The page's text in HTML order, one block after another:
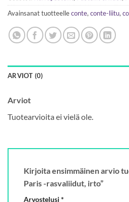
Avainsanat tuotteelleconte, conte-liitu,
ARVIOT (0)
Arviot
Tuotearvioita ei vielä ole.
Kirjoita ensimmäinen arvio
Paris -rasvaliidut, irto”
Arvostelusi *